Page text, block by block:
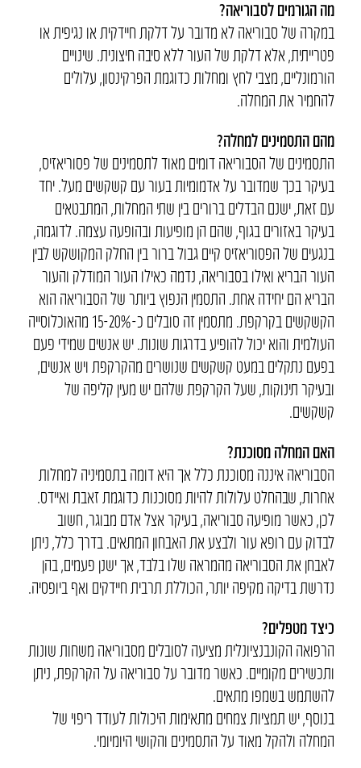
מה הגורמים לסבוריאה?
במקרה של סבוריאה לא מדובר על דלקת חיידקית או נגיפית או
פטרייתית, אלא דלקת של העור ללא סיבה חיצונית. שינויים
הורמונליים, מצבי לחץ ומחלות כדוגמת הפרקינסון, עלולים
להחמיר את המחלה.
מהם התסמינים למחלה?
התסמינים של הסבוריאה דומים מאוד לתסמינים של פסוריאזיס,
בעיקר בכך שמדובר על אדמומיות בעור עם קשקשים מעל. יחד
עם זאת, ישנם הבדלים ברורים בין שתי המחלות, המתבטאים
בעיקר באזורים בגוף, שהם הן מופיעות ובהופעה עצמה. לדוגמה,
בנגעים של הפסוריאזיס קיים גבול ברור בין החלק המקושקש לבין
העור הבריא ואילו בסבוריאה, נדמה כאילו העור המודלק והעור
הבריא הם יחידה אחת. התסמין הנפוץ ביותר של הסבוריאה הוא
הקשקשים בקרקפת. מתסמין זה סובלים כ-15-20% מהאוכלוסייה
העולמית והוא יכול להופיע בדרגות שונות. יש אנשים שמידי פעם
בפעם נתקלים במעט קשקשים שנושרים מהקרקפת ויש אנשים,
ובעיקר תינוקות, שעל הקרקפת שלהם יש מעין קליפה של
קשקשים.
האם המחלה מסוכנת?
הסבוריאה איננה מסוכנת כלל אך היא דומה בתסמיניה למחלות
אחרות, שבהחלט עלולות להיות מסוכנות כדוגמת זאבת ואיידס.
לכן, כאשר מופיעה סבוריאה, בעיקר אצל אדם מבוגר, חשוב
לבדוק עם רופא עור ולבצע את האבחון המתאים. בדרך כלל, ניתן
לאבחן את הסבוריאה מהמראה שלו בלבד, אך ישנן פעמים, בהן
נדרשת בדיקה מקיפה יותר, הכוללת תרבית חיידקים ואף ביופסיה.
כיצד מטפלים?
הרפואה הקונבנציונלית מציעה לסובלים מסבוריאה משחות שונות
ותכשירים מקומיים. כאשר מדובר על סבוריאה על הקרקפת, ניתן
להשתמש בשמפו מתאים.
בנוסף, יש תמציות צמחים מתאימות היכולות לעודד ריפוי של
המחלה ולהקל מאוד על התסמינים והקושי היומיומי.